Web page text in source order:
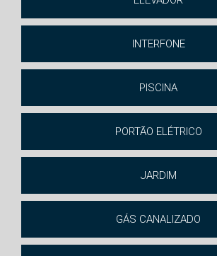
INTERFONE
PISCINA
PORTÃO ELÉTRICO
JARDIM
GÁS CANALIZADO